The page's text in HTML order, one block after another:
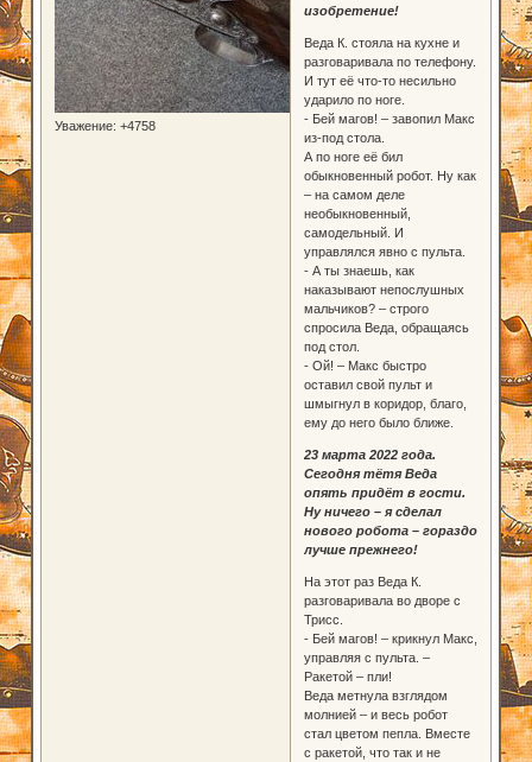
Уважение: +4758
изобретение!
Веда К. стояла на кухне и
разговаривала по телефону.
И тут её что-то несильно
ударило по ноге.
- Бей магов! – завопил Макс
из-под стола.
А по ноге её бил
обыкновенный робот. Ну как
– на самом деле
необыкновенный,
самодельный. И
управлялся явно с пульта.
- А ты знаешь, как
наказывают непослушных
мальчиков? – строго
спросила Веда, обращаясь
под стол.
- Ой! – Макс быстро
оставил свой пульт и
шмыгнул в коридор, благо,
ему до него было ближе.
23 марта 2022 года.
Сегодня тётя Веда
опять придёт в гости.
Ну ничего – я сделал
нового робота – гораздо
лучше прежнего!
На этот раз Веда К.
разговаривала во дворе с
Трисс.
- Бей магов! – крикнул Макс,
управляя с пульта. –
Ракетой – пли!
Веда метнула взглядом
молнией – и весь робот
стал цветом пепла. Вместе
с ракетой, что так и не